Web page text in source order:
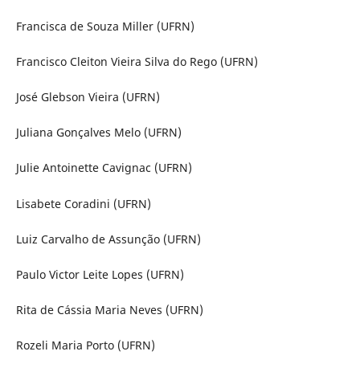
Francisca de Souza Miller (UFRN)
Francisco Cleiton Vieira Silva do Rego (UFRN)
José Glebson Vieira (UFRN)
Juliana Gonçalves Melo (UFRN)
Julie Antoinette Cavignac (UFRN)
Lisabete Coradini (UFRN)
Luiz Carvalho de Assunção (UFRN)
Paulo Victor Leite Lopes (UFRN)
Rita de Cássia Maria Neves (UFRN)
Rozeli Maria Porto (UFRN)